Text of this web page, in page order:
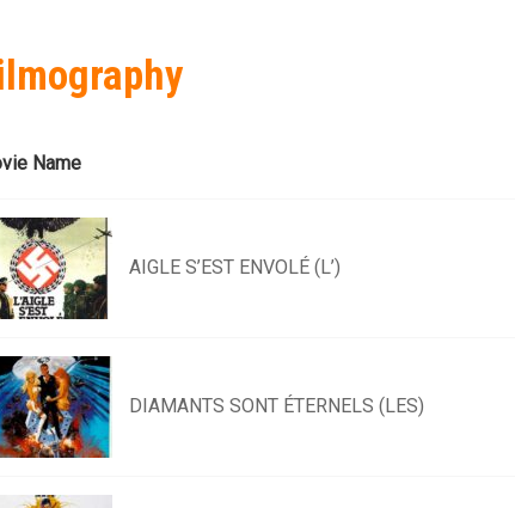
Name
AIGLE S’EST ENVOLÉ (L’)
DIAMANTS SONT ÉTERNELS (LES)